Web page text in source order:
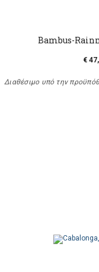
Bambus-
€
Διαθέσιμο υπό την